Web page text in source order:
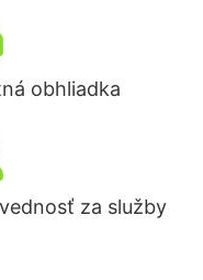
obhliadka
za služby